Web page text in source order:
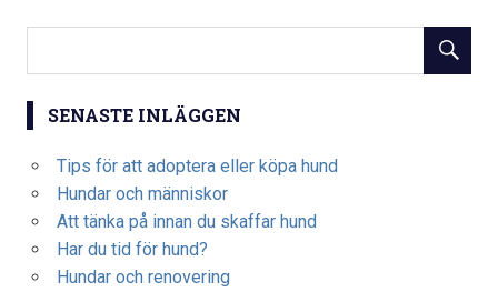
SENASTE INLÄGGEN
Tips för att adoptera eller köpa hund
Hundar och människor
Att tänka på innan du skaffar hund
Har du tid för hund?
Hundar och renovering